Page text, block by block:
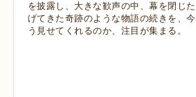
を披露し、大きな歓声の中、幕を閉じ
げてきた奇跡のような物語の続きを、
う 見せてくれるのか、注目が集まる。